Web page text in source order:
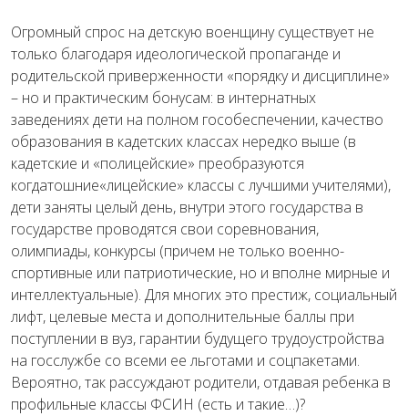
Огромный спрос на детскую военщину существует не
только благодаря идеологической пропаганде и
родительской приверженности «порядку и дисциплине»
– но и практическим бонусам: в интернатных
заведениях дети на полном гособеспечении, качество
образования в кадетских классах нередко выше (в
кадетские и «полицейские» преобразуются
когдатошние«лицейские» классы с лучшими учителями),
дети заняты целый день, внутри этого государства в
государстве проводятся свои соревнования,
олимпиады, конкурсы (причем не только военно-
спортивные или патриотические, но и вполне мирные и
интеллектуальные). Для многих это престиж, социальный
лифт, целевые места и дополнительные баллы при
поступлении в вуз, гарантии будущего трудоустройства
на госслужбе со всеми ее льготами и соцпакетами.
Вероятно, так рассуждают родители, отдавая ребенка в
профильные классы ФСИН (есть и такие…)?